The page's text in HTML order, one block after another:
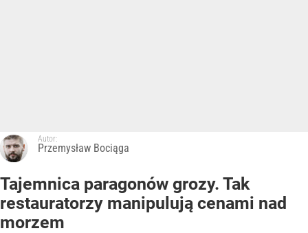
Autor:
Przemysław Bociąga
Tajemnica paragonów grozy. Tak
restauratorzy manipulują cenami nad
morzem